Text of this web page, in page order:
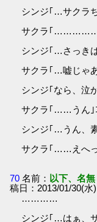
シンジ｢…サクラ
サクラ｢……………
シンジ｢…さっき
サクラ｢…嘘じゃ
シンジ｢なら、泣
サクラ｢……うん｣
シンジ｢…うん、
サクラ｢……えへ
70 名前： 以下、名
稿日：2013/01/30(水
…………
シンジ｢…はぁ、